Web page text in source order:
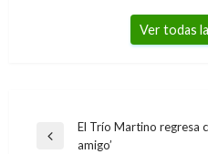
Ver todas
Navegación
Entrada
El Trío Martino regresa
amigo’